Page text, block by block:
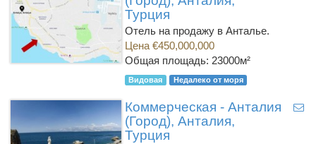
Турция
Отель на продажу в Анталье.
Цена €450,000,000
Общая площадь: 23000м²
Видовая Недалеко от моря
Коммерческая - Анталия
(Город), Анталия,
Турция